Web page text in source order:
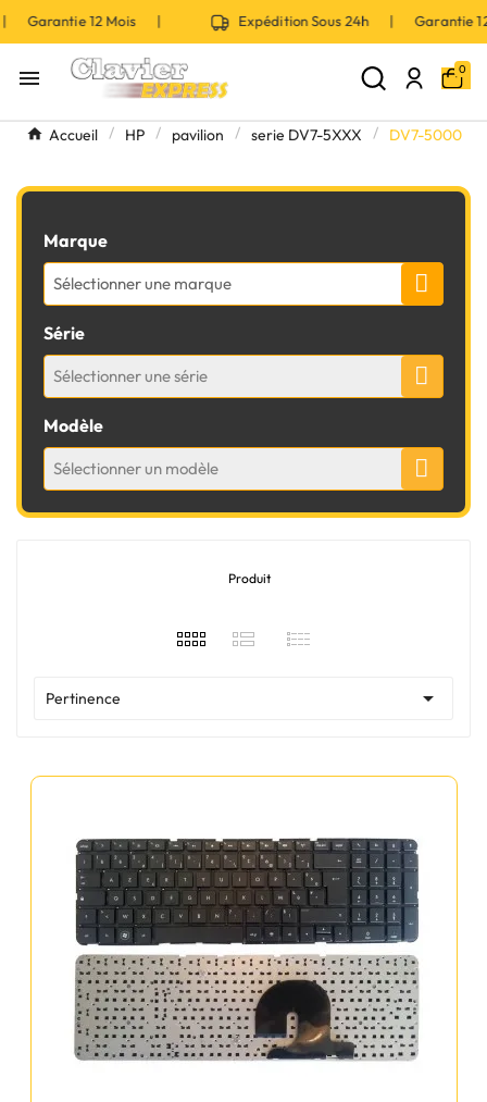
| Garantie 12 Mois | Expédition Sous 24h | Garantie
 0
Accueil HP pavilion serie DV7-5XXX DV7-5000
Marque
Sélectionner une marque
Série
Sélectionner une série
Modèle
Sélectionner un modèle
Produit
Pertinence 